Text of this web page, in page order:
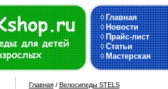
◊Главная
◊Новости
◊Прайс-лист
◊Статьи
◊Мастерская
Главная/ Велосипеды STELS